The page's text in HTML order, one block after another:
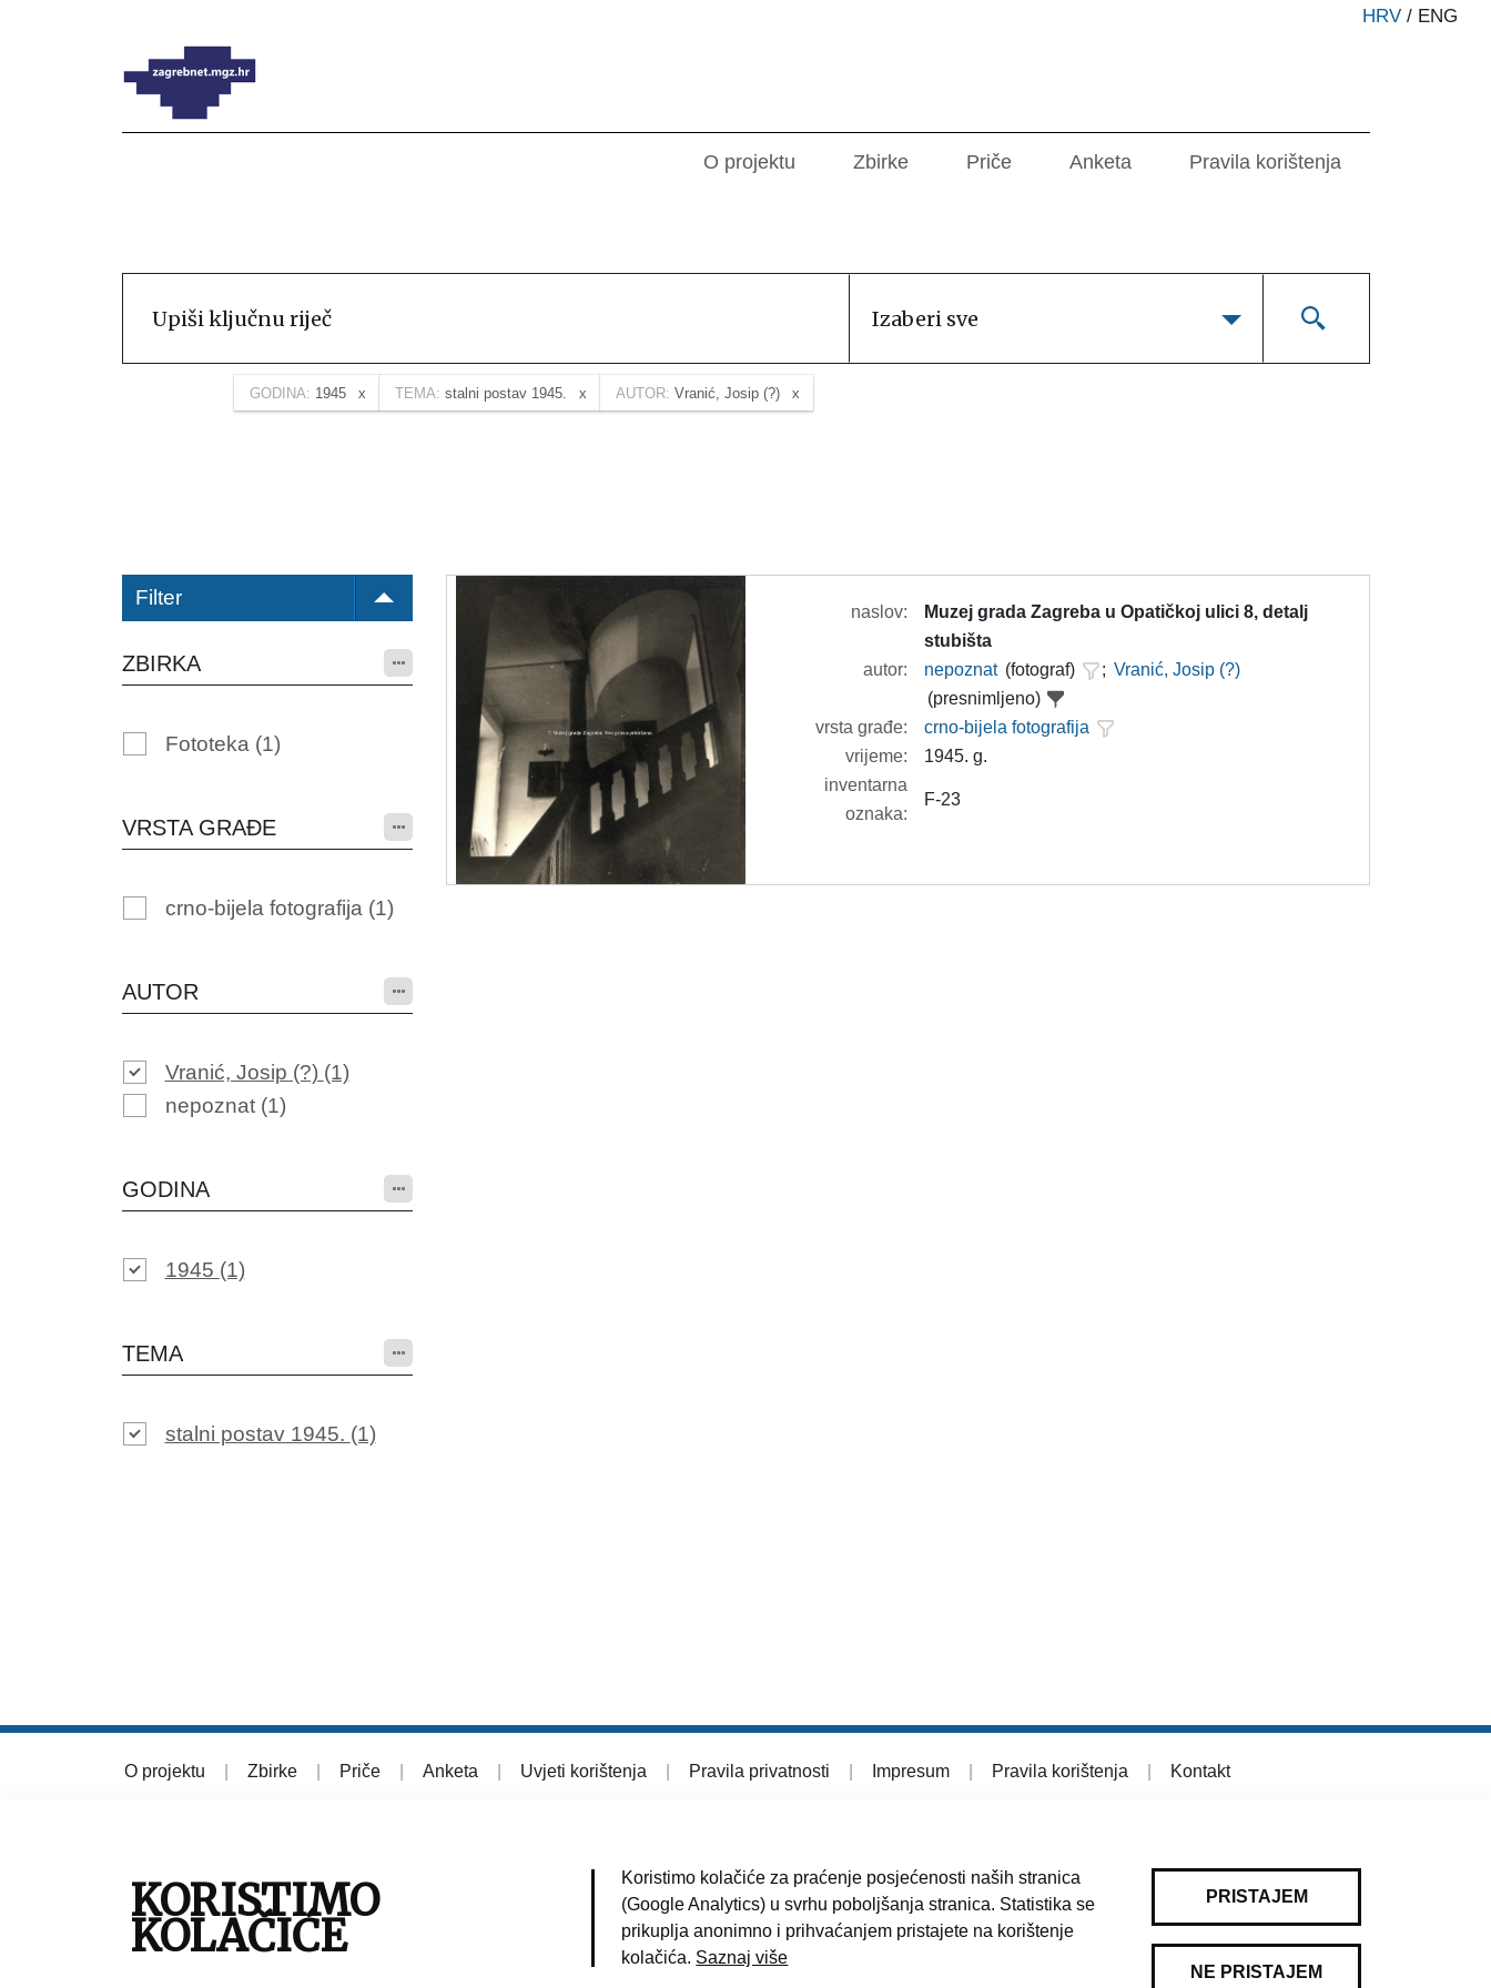
HRV / ENG
O projektu Zbirke Priče Anketa Pravila korištenja
Izaberi sve
GODINA: 1945 TEMA: stalni postav 1945. AUTOR: Vranić, Josip (?)
Filter
ZBIRKA
Fototeka (1)
VRSTA GRAĐE
crno-bijela fotografija (1)
AUTOR
Vranić, Josip (?) (1)
nepoznat (1)
GODINA
1945 (1)
TEMA
stalni postav 1945. (1)
naslov:
Muzej grada Zagreba u Opatičkoj ulici 8, detalj
stubišta
autor:
nepoznat (fotograf) ; Vranić, Josip (?)
(presnimljeno)
vrsta građe:
crno-bijela fotografija
vrijeme:
1945. g.
inventarna
oznaka:
F-23
O projektu Zbirke Priče Anketa Uvjeti korištenja Pravila privatnosti Impresum Pravila korištenja Kontakt
KORISTIMO
KOLAČIĆE
Koristimo kolačiće za praćenje posjećenosti naših stranica
(Google Analytics) u svrhu poboljšanja stranica. Statistika se
prikuplja anonimno i prihvaćanjem pristajete na korištenje
kolačića. Saznaj više
PRISTAJEM
NE PRISTAJEM